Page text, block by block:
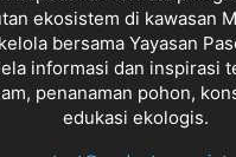
ekosistem di kawasan
bersama Yayasan
informasi dan inspirasi
penanaman pohon,
edukasi ekologis.